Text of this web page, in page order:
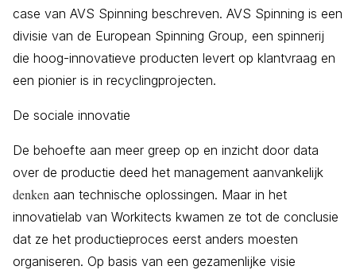
case van AVS Spinning beschreven. AVS Spinning is een
divisie van de European Spinning Group, een spinnerij
die hoog-innovatieve producten levert op klantvraag en
een pionier is in recyclingprojecten.
De sociale innovatie
De behoefte aan meer greep op en inzicht door data
over de productie deed het management aanvankelijk
denken aan technische oplossingen. Maar in het
innovatielab van Workitects kwamen ze tot de conclusie
dat ze het productieproces eerst anders moesten
organiseren. Op basis van een gezamenlijke visie